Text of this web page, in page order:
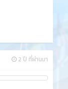
2 ปี ที่ผ่านมา